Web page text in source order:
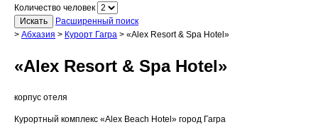
Количество человек
Искать
Расширенный поиск
> Абхазия > Курорт Гагра > «Alex Resort & Spa Hotel»
«Alex Resort & Spa Hotel»
корпус отеля
Курортный комплекс «Alex Beach Hotel» город Гагра